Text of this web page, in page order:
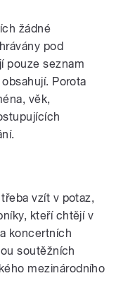
žádné
pod
pouze seznam
Porota
věk,
vzít v potaz,
kteří chtějí v
koncertních
soutěžních
mezinárodního